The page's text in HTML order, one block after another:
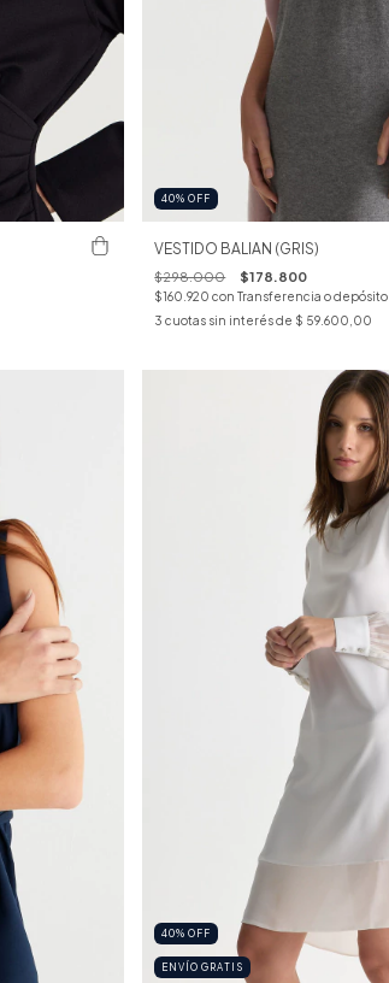
40%OFF
VESTIDO BALIAN (GRIS)
$298.000 $178.800
$160.920con Transferencia o
3 cuotas sin interés de $ 59.600,00
40%OFF
ENVÍO GRATIS